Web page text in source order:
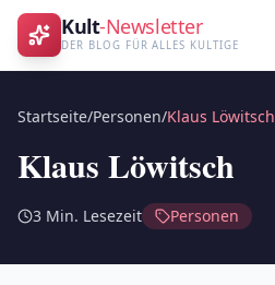
Kult-Newsletter
DER BLOG FÜR ALLES KULTIGE
Startseite/Personen/Klaus Löwitsch
Klaus Löwitsch
3 Min. Lesezeit Personen